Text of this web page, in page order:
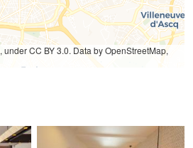
, under CC BY 3.0. Data by OpenStreetMap,